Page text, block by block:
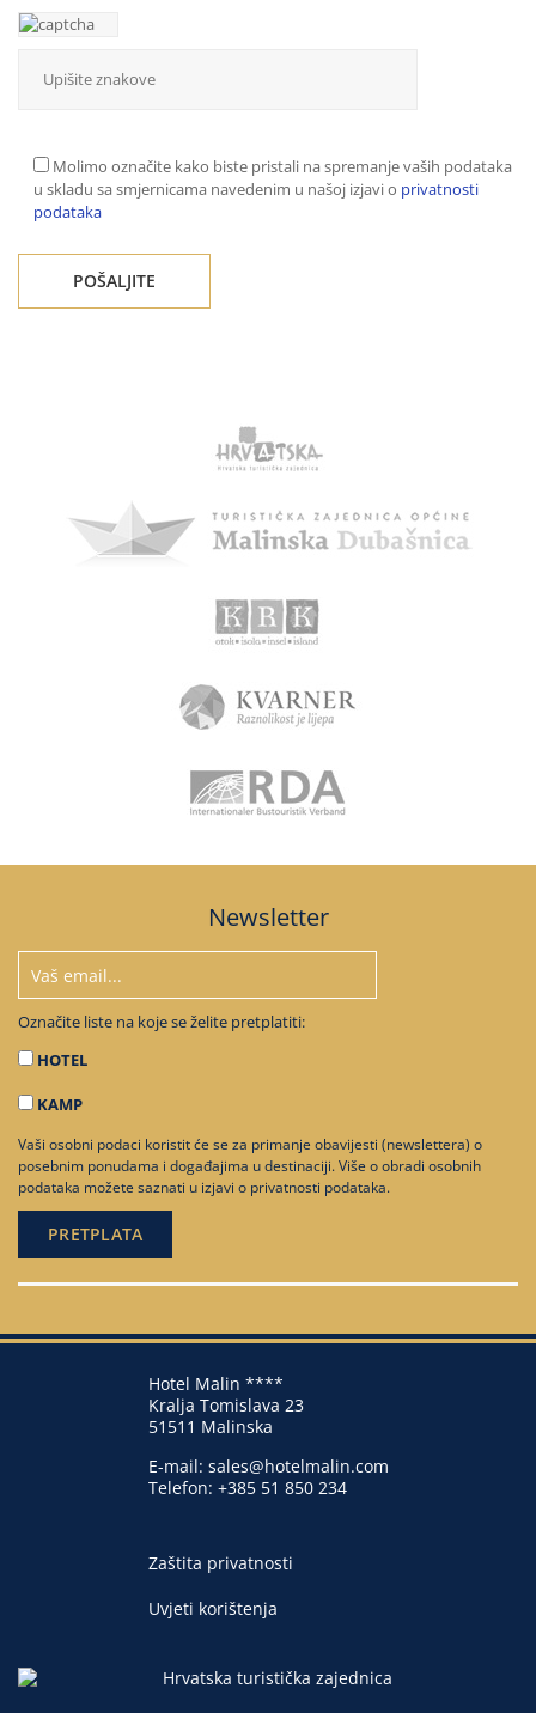
Molimo označite kako biste pristali na spremanje vaših podataka
u skladu sa smjernicama navedenim u našoj izjavi o privatnosti
podataka
Newsletter
Označite liste na koje se želite pretplatiti:
HOTEL
KAMP
Vaši osobni podaci koristit će se za primanje obavijesti (newslettera) o
posebnim ponudama i događajima u destinaciji. Više o obradi osobnih
podataka možete saznati u izjavi o privatnosti podataka.
Hotel Malin ****
Kralja Tomislava 23
51511 Malinska
E-mail: sales@hotelmalin.com
Telefon: +385 51 850 234
Zaštita privatnosti
Uvjeti korištenja